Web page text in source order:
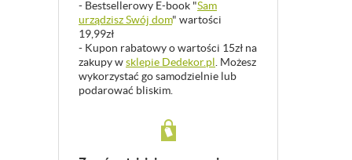
- Bestsellerowy E-book "Sam
urządzisz Swój dom" wartości
19,99zł
- Kupon rabatowy o wartości 15zł na
zakupy wsklepie Dedekor.pl. Możesz
wykorzystać go samodzielnie lub
podarować bliskim.